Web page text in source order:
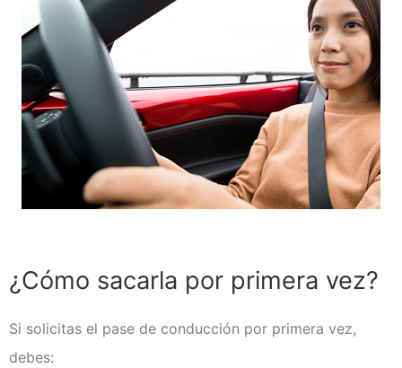
¿Cómo sacarla por primera vez?
Si solicitas el pase de conducción por primera vez,
debes: